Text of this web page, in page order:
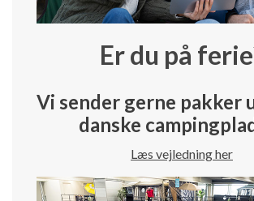
Er du på
Vi sender gerne pakker
danske
Læs vejledning her